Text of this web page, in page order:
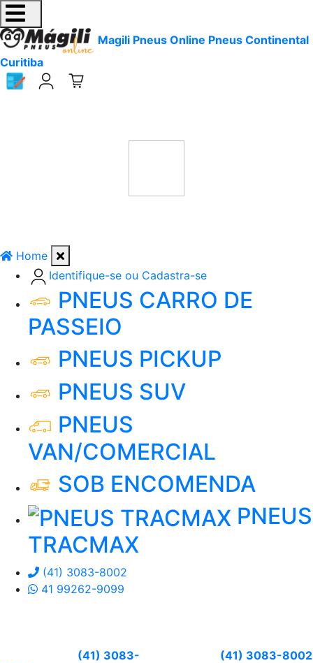
Magili Pneus Online Pneus Continental
Curitiba
Home
Identifique-se ou Cadastra-se
PNEUS CARRO DE
PASSEIO
PNEUS PICKUP
PNEUS SUV
PNEUS
VAN/COMERCIAL
SOB ENCOMENDA
PNEUS
TRACMAX
(41) 3083-8002
41 99262-9099
(41) 3083-
(41) 3083-8002